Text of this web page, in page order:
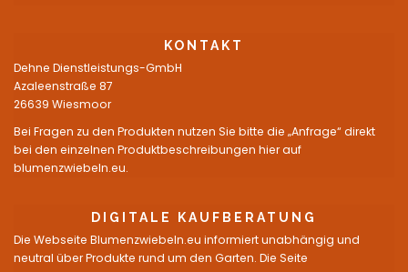
KONTAKT
Dehne Dienstleistungs-GmbH
Azaleenstraße 87
26639 Wiesmoor
Bei Fragen zu den Produkten nutzen Sie bitte die „Anfrage“ direkt
bei den einzelnen Produktbeschreibungen hier auf
blumenzwiebeln.eu.
DIGITALE KAUFBERATUNG
Die Webseite Blumenzwiebeln.eu informiert unabhängig und
neutral über Produkte rund um den Garten. Die Seite